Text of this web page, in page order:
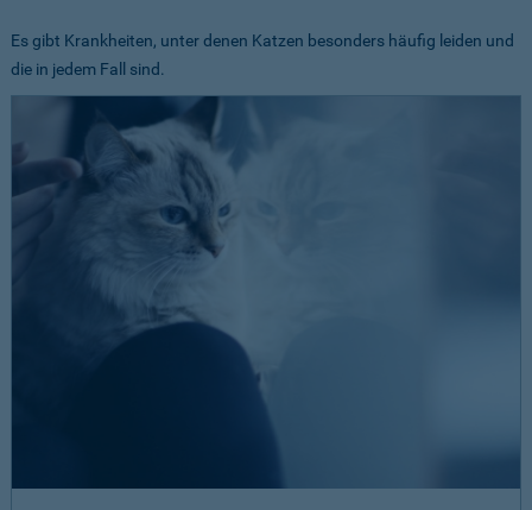
Es gibt Krankheiten, unter denen Katzen besonders häufig leiden und
die in jedem Fall sind.